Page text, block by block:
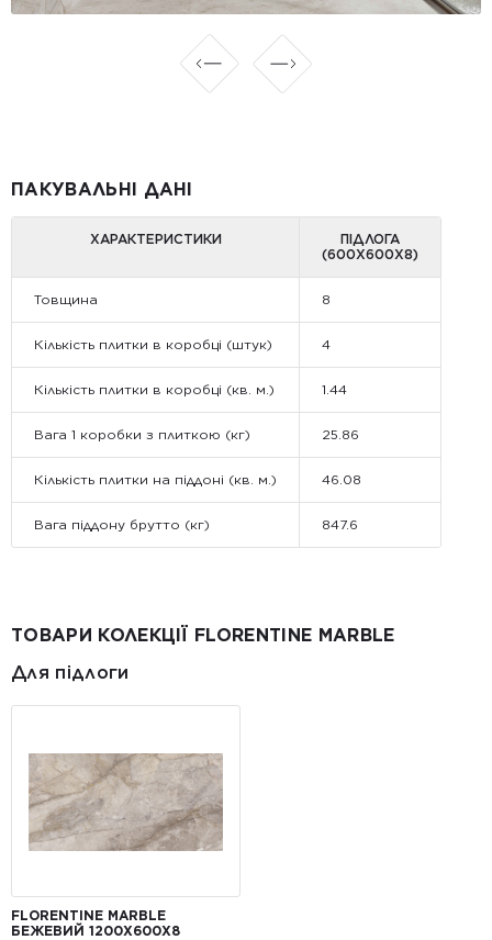
ПАКУВАЛЬНІ ДАНІ
ХАРАКТЕРИСТИКИ
ПІДЛОГА
(600Х600Х8)
Товщина 8
Кількість плитки в коробці (штук) 4
Кількість плитки в коробці (кв. м.) 1.44
Вага 1 коробки з плиткою (кг) 25.86
Кількість плитки на піддоні (кв. м.) 46.08
Вага піддону брутто (кг) 847.6
ТОВАРИ КОЛЕКЦІЇ FLORENTINE MARBLE
Для підлоги
FLORENTINE MARBLE
БЕЖЕВИЙ 1200Х600Х8